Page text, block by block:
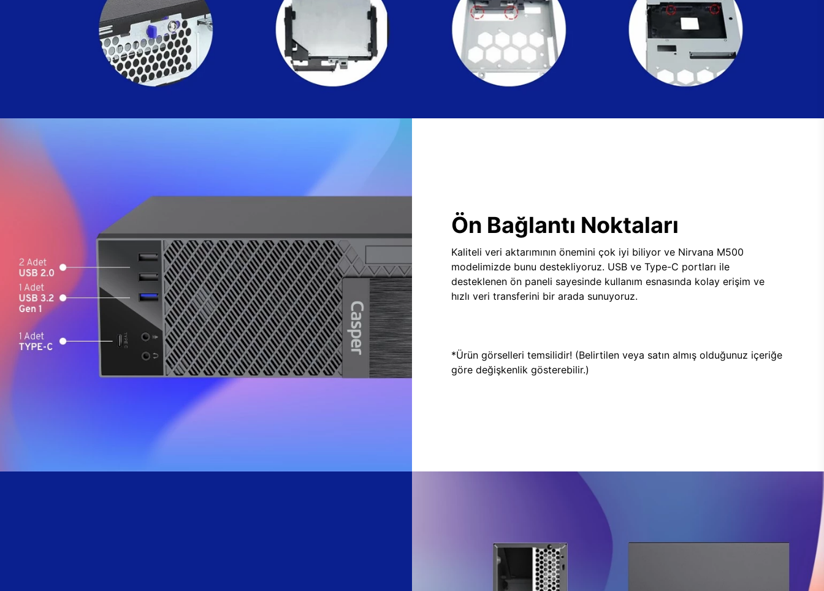
Ön Bağlantı Noktaları
Kaliteli veri aktarımının önemini çok iyi biliyor ve Nirvana M500
modelimizde bunu destekliyoruz. USB ve Type-C portları ile
desteklenen ön paneli sayesinde kullanım esnasında kolay erişim ve
hızlı veri transferini bir arada sunuyoruz.
*Ürün görselleri temsilidir! (Belirtilen veya satın almış olduğunuz içeriğe
göre değişkenlik gösterebilir.)